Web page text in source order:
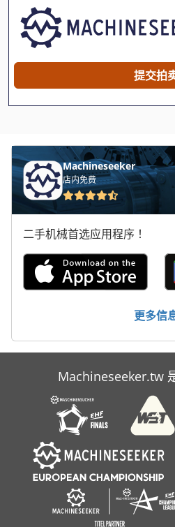
Case Ih Cs 86
Case Ih Cs 94
Case Ih Cvx 1155
Case Ih Cvx 130
Case Ih Cvx 150
Case Ih Cvx 170
Case Ih Cvx 195
Case Ih Jx 1090 U
Case Ih Maxxum 110
Case Ih Maxxum 5120
Case Ih Mx 110
Case Ih Mxm 130
提交拍
Machineseeker
店内免费
二手机械首选应用程序！
更多信
Machineseeker.tw